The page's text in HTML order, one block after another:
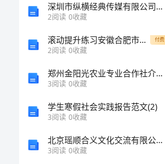
（二）
深圳市纵横经典传媒有限公司介绍企业发展分析报告
2阅读 0收藏
滚动提升练习安徽合肥市庐江县二中物理北师大版八年级（下册）常见的光学仪器章节测试试卷（含答案解析） 付费
2阅读 0收藏
郑州金阳光农业专业合作社介绍企业发展分析报告
3阅读 0收藏
学生寒假社会实践报告范文(2)
3阅读 0收藏
北京瑶顺合义文化交流有限公司介绍企业发展分析报告
3阅读 0收藏